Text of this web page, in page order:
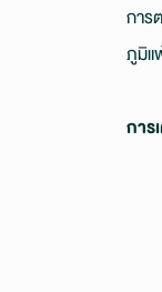
การ
ภูมิแ
การ